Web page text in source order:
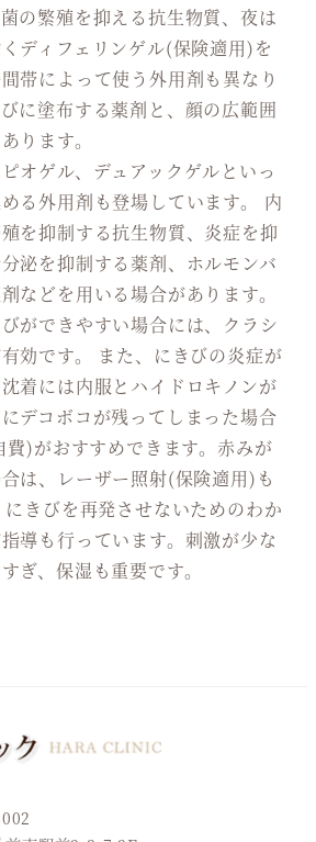
の繁殖を抑える抗生物質、夜は
ディフェリンゲル(保険適用)を
帯によって使う外用剤も異なり
に塗布する薬剤と、顔の広範囲
ります。
オゲル、デュアックゲルといっ
る外用剤も登場しています。 内
を抑制する抗生物質、炎症を抑
泌を抑制する薬剤、ホルモンバ
などを用いる場合があります。
ができやすい場合には、クラシ
効です。 また、にきびの炎症が
着には内服とハイドロキノンが
デコボコが残ってしまった場合
費)がおすすめできます。赤みが
は、レーザー照射(保険適用)も
きびを再発させないためのわか
導も行っています。刺激が少な
ぎ、保湿も重要です。